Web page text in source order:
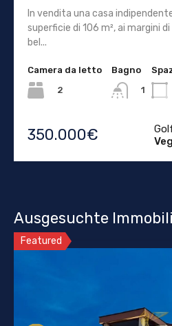
In vendita una casa
superficie di 106 m², ai margini
bel...
Camera da letto
2
Bagno
1
350.000€
Ausgesuchte
Featured